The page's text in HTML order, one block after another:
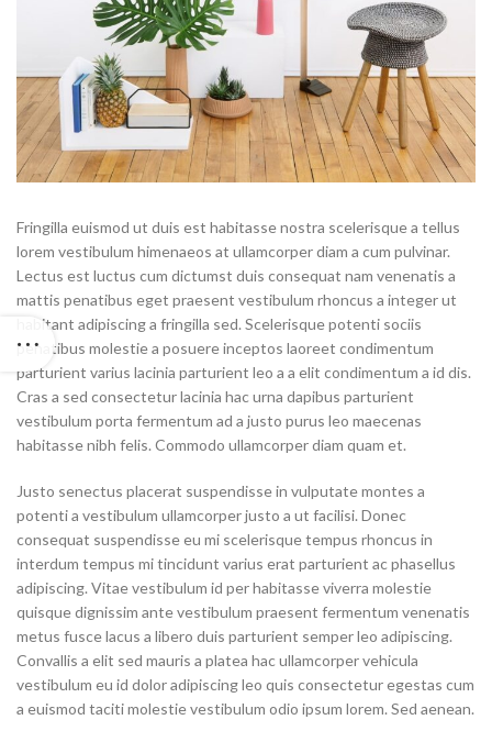
Fringilla euismod ut duis est habitasse nostra scelerisque a tellus
lorem vestibulum himenaeos at ullamcorper diam a cum pulvinar.
Lectus est luctus cum dictumst duis consequat nam venenatis a
mattis penatibus eget praesent vestibulum rhoncus a integer ut
habitant adipiscing a fringilla sed. Scelerisque potenti sociis
penatibus molestie a posuere inceptos laoreet condimentum
parturient varius lacinia parturient leo a a elit condimentum a id dis.
Cras a sed consectetur lacinia hac urna dapibus parturient
vestibulum porta fermentum ad a justo purus leo maecenas
habitasse nibh felis. Commodo ullamcorper diam quam et.
Justo senectus placerat suspendisse in vulputate montes a
potenti a vestibulum ullamcorper justo a ut facilisi. Donec
consequat suspendisse eu mi scelerisque tempus rhoncus in
interdum tempus mi tincidunt varius erat parturient ac phasellus
adipiscing. Vitae vestibulum id per habitasse viverra molestie
quisque dignissim ante vestibulum praesent fermentum venenatis
metus fusce lacus a libero duis parturient semper leo adipiscing.
Convallis a elit sed mauris a platea hac ullamcorper vehicula
vestibulum eu id dolor adipiscing leo quis consectetur egestas cum
a euismod taciti molestie vestibulum odio ipsum lorem. Sed aenean.